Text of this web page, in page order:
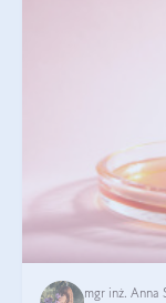
mgr inż. Anna